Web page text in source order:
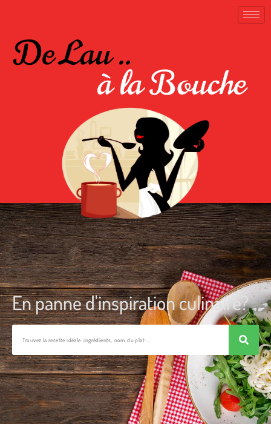
En panne d'inspiration culinaire?